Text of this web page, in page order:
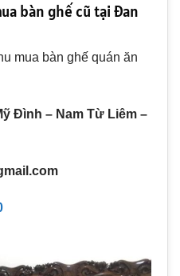
bàn ghế cũ tại Đan
mua bàn ghế quán ăn
Đình – Nam Từ Liêm –